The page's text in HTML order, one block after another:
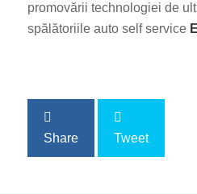
promovării technologiei de
spălătoriile auto self service
Share Tweet